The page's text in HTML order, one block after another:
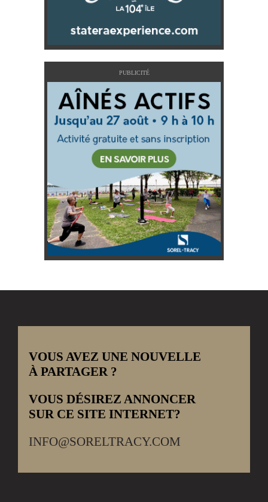
PUBLICITÉ
VOUS AVEZ UNE NOUVELLE
À PARTAGER ?
VOUS DÉSIREZ ANNONCER
SUR CE SITE INTERNET?
INFO@SORELTRACY.COM